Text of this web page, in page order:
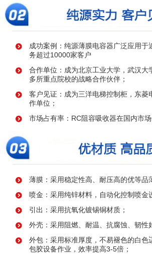
成功案例：纯源薄膜电容器广泛应用于
务超过10000家客户
合作单位：成为北京工业大学，武汉大
多所重点院校的战略合作伙伴；
客户见证：成为三洋电梯控制柜，东菱
作单位；
市场占有率：RC阻容吸收器在国内市场
薄膜：采用稳定性高、耐压高的优等品
喷金：采用纯锌材料，自动化控制喷金
引出：采用抗氧化镀锡铜材质；
外壳：采用阻燃、耐温、抗腐蚀、韧性
外包：采用标准厚度，不易褪色的白色
包胶设备作业，效率提高3-5倍；